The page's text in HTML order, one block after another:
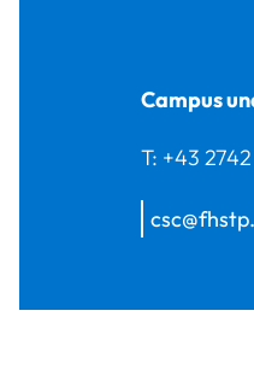
Campus
T: +43